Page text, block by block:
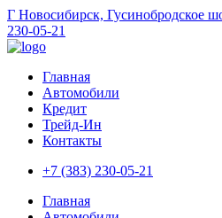
Г Новосибирск, Гусинобродское
230-05-21
Главная
Автомобили
Кредит
Трейд-Ин
Контакты
+7 (383) 230-05-21
Главная